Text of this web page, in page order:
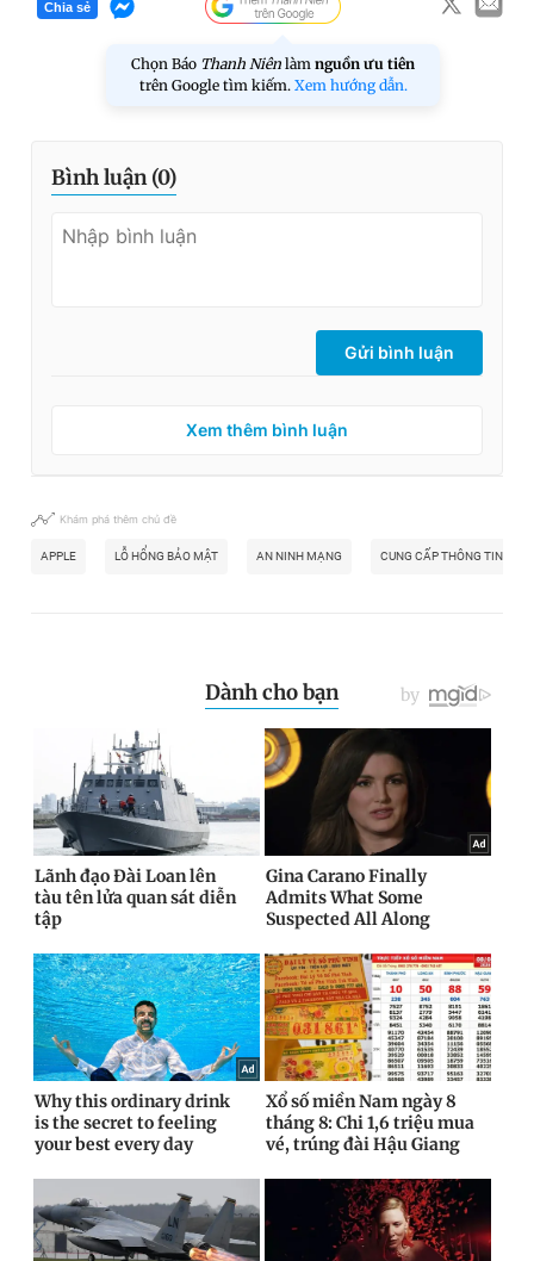
Chia sẻ
Chọn Báo Thanh Niên làm nguồn ưu tiên
trên Google tìm kiếm. Xem hướng dẫn.
Bình luận (0)
Gửi bình luận
Xem thêm bình luận
Khám phá thêm chủ đề
APPLE LỖ HỔNG BẢO MẬT AN NINH MẠNG CUNG CẤP THÔNG TIN